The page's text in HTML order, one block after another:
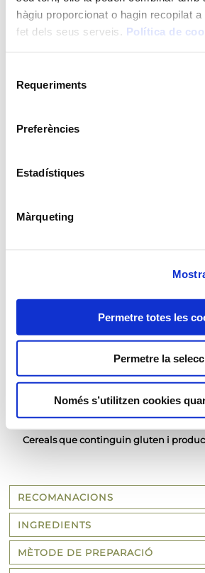
hàgiu proporcionat o hagin recopilat
fet dels seus serveis. Política de
Requeriments
Preferències
Estadístiques
Màrqueting
Permetre totes les
Permetre la
Només s’utilitzen cookies
FORMATS
16 u.
Fregidora
AL·LÈRGENS
Llet i els seus derivats (inclosa la
Api i productes derivats
Cereals que continguin gluten i
RECOMANACIONS
INGREDIENTS
MÈTODE DE PREPARACIÓ